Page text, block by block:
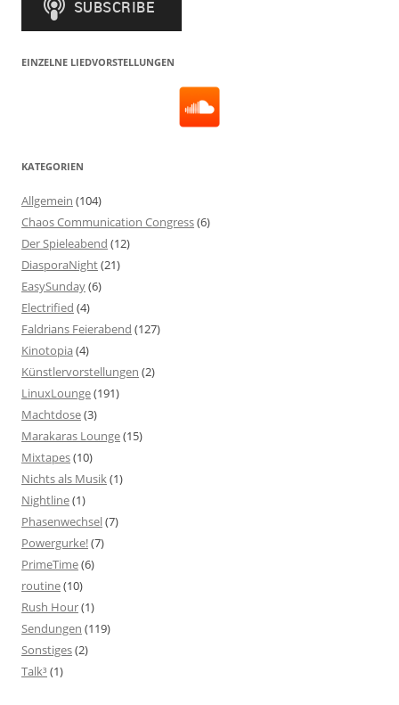
EINZELNE LIEDVORSTELLUNGEN
KATEGORIEN
Allgemein (104)
Chaos Communication Congress(6)
Der Spieleabend (12)
DiasporaNight(21)
EasySunday(6)
Electrified (4)
Faldrians Feierabend (127)
Kinotopia(4)
Künstlervorstellungen (2)
LinuxLounge(191)
Machtdose(3)
Marakaras Lounge(15)
Mixtapes(10)
Nichts als Musik(1)
Nightline(1)
Phasenwechsel(7)
Powergurke!(7)
PrimeTime(6)
routine(10)
Rush Hour(1)
Sendungen (119)
Sonstiges(2)
Talk³ (1)